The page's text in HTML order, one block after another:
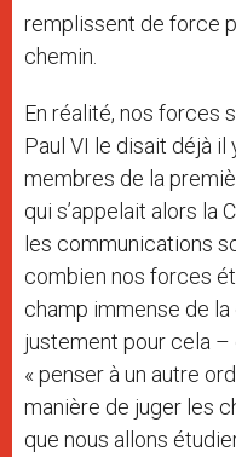
remplissent de force
chemin.
En réalité, nos forces
Paul VI le disait déjà il
membres de la
qui s’appelait alors la
les communications
combien nos forces
champ immense de
justement pour cela –
« penser à un autre
manière de juger les
que nous allons